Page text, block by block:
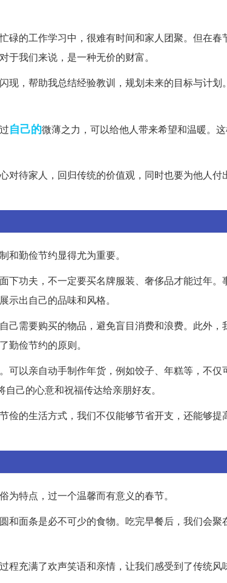
碌的工作学习中，很难有时间和家人团聚。但在春
我们来说，是一种无价的财富。
现，帮助我总结经验教训，规划未来的目标与计划
自己的微薄之力，可以给他人带来希望和温暖。
对待家人，回归传统的价值观，同时也要为他人付
勤俭节约显得尤为重要。
下功夫，不一定要买名牌服装、奢侈品才能过年。
出自己的品味和风格。
己需要购买的物品，避免盲目消费和浪费。此外，
俭节约的原则。
可以亲自动手制作年货，例如饺子、年糕等，不仅
己的心意和祝福传达给亲朋好友。
俭的生活方式，我们不仅能够节省开支，还能够提
特点，过一个温馨而有意义的春节。
和面条是必不可少的食物。吃完早餐后，我们会聚
程充满了欢声笑语和亲情，让我们感受到了传统风